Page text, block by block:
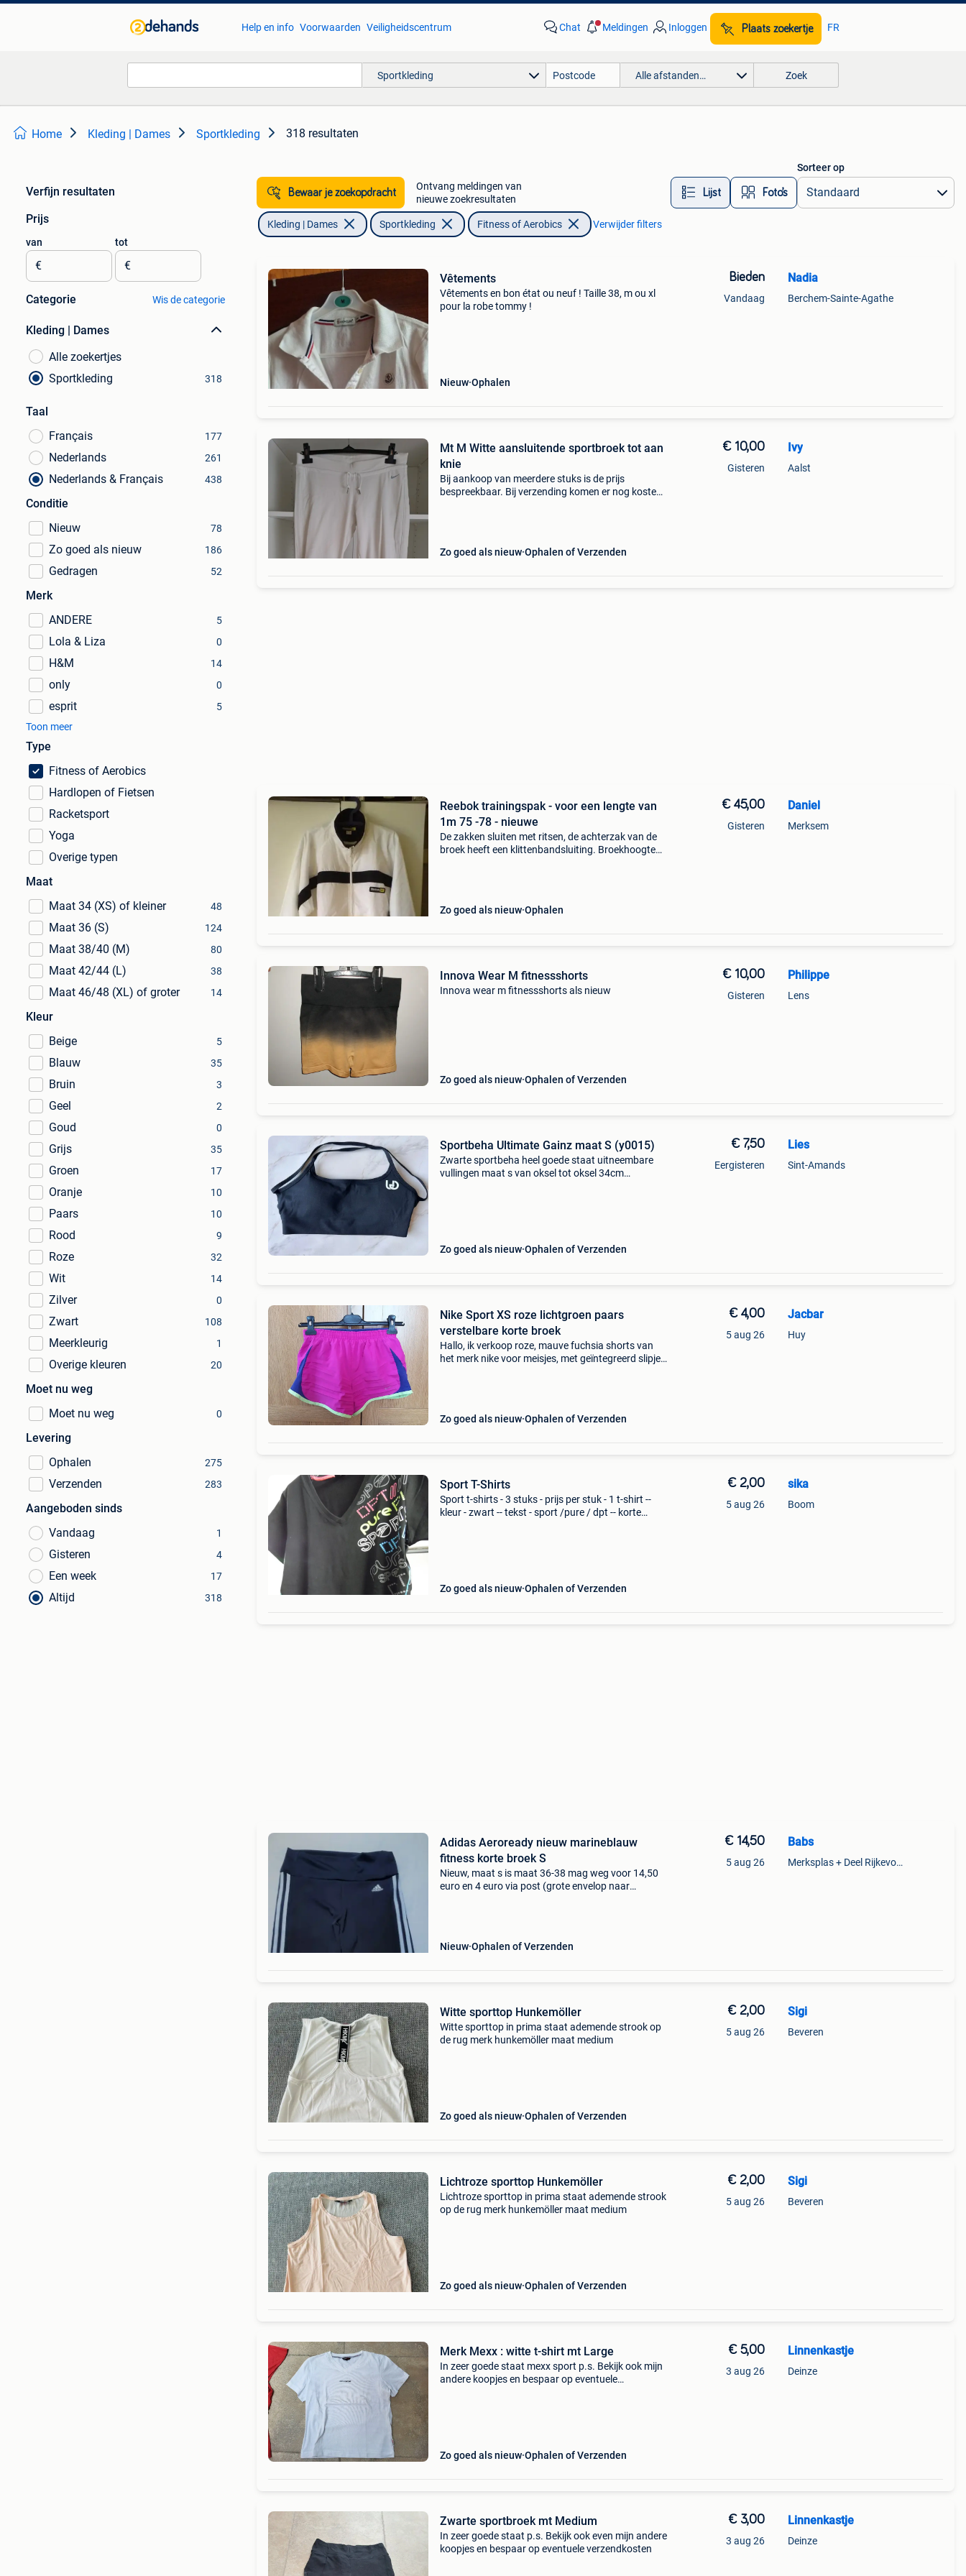
Help en info Voorwaarden Veiligheidscentrum Chat Meldingen Inloggen Plaats zoekertje FR
Sportkleding Alle afstanden… Zoek
Home Kleding | Dames Sportkleding 318 resultaten
Verfijn resultaten
Prijs
van
€
tot
€
Categorie Wis de categorie
Kleding | Dames
Alle zoekertjes
Sportkleding
318
Taal
Français
177
Nederlands 261
Nederlands & Français 438
Conditie
Nieuw
78
Zo goed als nieuw 186
Gedragen 52
Merk
ANDERE
5
Lola & Liza 0
H&M 14
only 0
esprit
5
Toon meer
Type
Fitness of Aerobics
Hardlopen of Fietsen
Racketsport
Yoga
Overige typen
Maat
Maat 34 (XS) of kleiner
48
Maat 36 (S) 124
Maat 38/40 (M) 80
Maat 42/44 (L) 38
Maat 46/48 (XL) of groter 14
Kleur
Beige
5
Blauw 35
Bruin 3
Geel 2
Goud 0
Grijs 35
Groen 17
Oranje 10
Paars 10
Rood 9
Roze 32
Wit 14
Zilver 0
Zwart 108
Meerkleurig 1
Overige kleuren 20
Moet nu weg
Moet nu weg
0
Levering
Ophalen
275
Verzenden 283
Aangeboden sinds
Vandaag
1
Gisteren 4
Een week 17
Altijd 318
Bewaar je zoekopdracht
Ontvang meldingen van
nieuwe zoekresultaten
Lijst Foto’s
Sorteer op
Kleding | Dames Sportkleding Fitness of Aerobics Verwijder filters
Vêtements
Vêtements en bon état ou neuf ! Taille 38, m ou xl
pour la robe tommy !
Nieuw Ophalen
Bieden
Vandaag
Nadia
Berchem-Sainte-Agathe
Mt M Witte aansluitende sportbroek tot aan
knie
Bij aankoop van meerdere stuks is de prijs
bespreekbaar. Bij verzending komen er nog kosten
Zo goed als nieuw Ophalen of Verzenden
€ 10,00
Gisteren
Ivy
Aalst
Reebok trainingspak - voor een lengte van
1m 75 -78 - nieuwe
De zakken sluiten met ritsen, de achterzak van de
broek heeft een klittenbandsluiting. Broekhoogte
Zo goed als nieuw Ophalen
€ 45,00
Gisteren
Daniel
Merksem
Innova Wear M fitnessshorts
Innova wear m fitnessshorts als nieuw
Zo goed als nieuw Ophalen of Verzenden
€ 10,00
Gisteren
Philippe
Lens
Sportbeha Ultimate Gainz maat S (y0015)
Zwarte sportbeha heel goede staat uitneembare
vullingen maat s van oksel tot oksel 34cm
Zo goed als nieuw Ophalen of Verzenden
€ 7,50
Eergisteren
Lies
Sint-Amands
Nike Sport XS roze lichtgroen paars
verstelbare korte broek
Hallo, ik verkoop roze, mauve fuchsia shorts van
het merk nike voor meisjes, met geïntegreerd slipje.
Zo goed als nieuw Ophalen of Verzenden
€ 4,00
5 aug 26
Jacbar
Huy
Sport T-Shirts
Sport t-shirts - 3 stuks - prijs per stuk - 1 t-shirt --
kleur - zwart -- tekst - sport /pure / dpt -- korte
Zo goed als nieuw Ophalen of Verzenden
€ 2,00
5 aug 26
sika
Boom
Adidas Aeroready nieuw marineblauw
fitness korte broek S
Nieuw, maat s is maat 36-38 mag weg voor 14,50
euro en 4 euro via post (grote envelop naar
Nieuw Ophalen of Verzenden
€ 14,50
5 aug 26
Babs
Merksplas + Deel Rijkevorsel
Witte sporttop Hunkemöller
Witte sporttop in prima staat ademende strook op
de rug merk hunkemöller maat medium
Zo goed als nieuw Ophalen of Verzenden
€ 2,00
5 aug 26
Sigi
Beveren
Lichtroze sporttop Hunkemöller
Lichtroze sporttop in prima staat ademende strook
op de rug merk hunkemöller maat medium
Zo goed als nieuw Ophalen of Verzenden
€ 2,00
5 aug 26
Sigi
Beveren
Merk Mexx : witte t-shirt mt Large
In zeer goede staat mexx sport p.s. Bekijk ook mijn
andere koopjes en bespaar op eventuele
Zo goed als nieuw Ophalen of Verzenden
€ 5,00
3 aug 26
Linnenkastje
Deinze
Zwarte sportbroek mt Medium
In zeer goede staat p.s. Bekijk ook even mijn andere
koopjes en bespaar op eventuele verzendkosten
€ 3,00
3 aug 26
Linnenkastje
Deinze